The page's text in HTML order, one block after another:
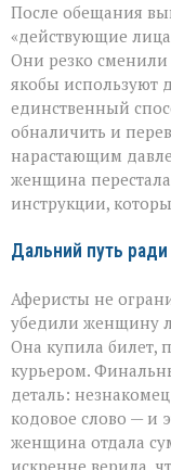
После обещания
«действующие
Они резко
якобы используют
единственный
обналичить и
нарастающим
женщина
инструкции,
Дальний путь
Аферисты не
убедили женщину
Она купила билет,
курьером.
деталь:
кодовое слово — и
женщина отдала